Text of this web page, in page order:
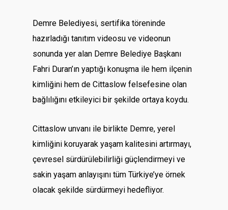
Demre Belediyesi, sertifika töreninde
hazırladığı tanıtım videosu ve videonun
sonunda yer alan Demre Belediye Başkanı
Fahri Duran’ın yaptığı konuşma ile hem ilçenin
kimliğini hem de Cittaslow felsefesine olan
bağlılığını etkileyici bir şekilde ortaya koydu.
Cittaslow unvanı ile birlikte Demre, yerel
kimliğini koruyarak yaşam kalitesini artırmayı,
çevresel sürdürülebilirliği güçlendirmeyi ve
sakin yaşam anlayışını tüm Türkiye’ye örnek
olacak şekilde sürdürmeyi hedefliyor.